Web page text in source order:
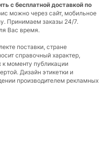
с бесплатной доставкой по
можно через сайт, мобильное
Принимаем заказы 24/7.
Вас время.
поставки, стране
справочный характер,
к моменту публикации
Дизайн этикетки и
производителем рекламных